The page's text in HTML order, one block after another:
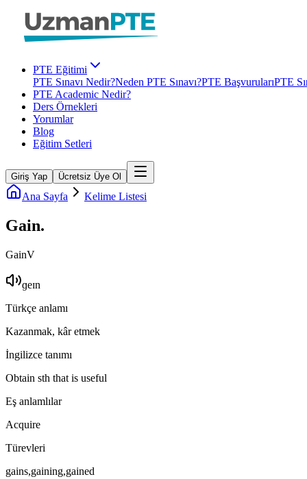
PTE Eğitimi
PTE Sınavı Nedir?Neden PTE Sınavı?PTE BaşvurularıPTE
PTE Academic Nedir?
Ders Örnekleri
Yorumlar
Blog
Eğitim Setleri
Giriş Yap Ücretsiz Üye Ol
Ana Sayfa Kelime Listesi
Gain.
GainV
ɡeɪn
Türkçe anlamı
Kazanmak, kâr etmek
İngilizce tanımı
Obtain sth that is useful
Eş anlamlılar
Acquire
Türevleri
gains,gaining,gained